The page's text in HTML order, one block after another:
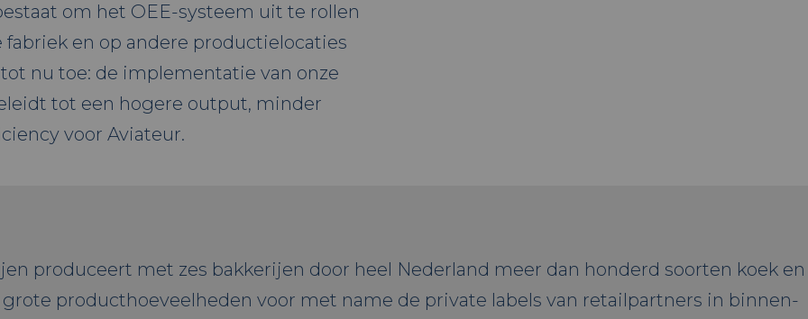
om het OEE-systeem uit te rollen
en op andere productielocaties
nu toe: de implementatie van onze
tot een hogere output, minder
voor Aviateur.
produceert met zes bakkerijen door heel Nederland meer dan honderd soorten koek en
producthoeveelheden voor met name de private labels van retailpartners in binnen-